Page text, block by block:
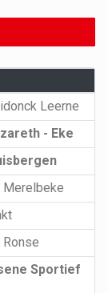
Leerne
- Eke
Merelbeke
Ronse
Sportief